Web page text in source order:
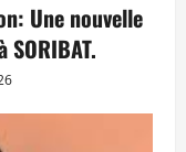
Une nouvelle
SORIBAT.